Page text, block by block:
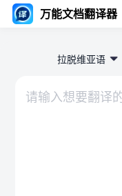
万能文档翻译器
拉脱维亚语